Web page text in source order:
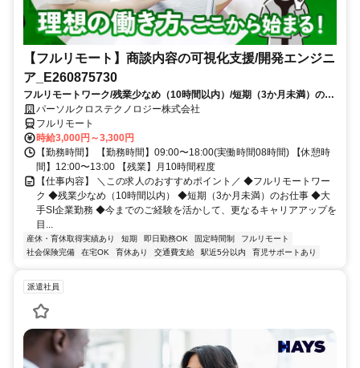
【フルリモート】商談内容の可視化支援/開発エンジニ
ア_E260875730
フルリモートワーク/残業少なめ（10時間以内）/短期（3か月未満）のお
仕事/大手SI企業勤務/今までのご経験を活かして、更なるキャリアアップ
を目指せます
パーソルクロステクノロジー株式会社
フルリモート
時給3,000円～3,300円
【勤務時間】 【勤務時間】09:00〜18:00(実働時間08時間) 【休憩時
間】12:00〜13:00 【残業】月10時間程度
【仕事内容】 ＼この求人のおすすめポイント／ ◆フルリモートワー
ク ◆残業少なめ（10時間以内） ◆短期（3か月未満）のお仕事 ◆大
手SI企業勤務 ◆今までのご経験を活かして、更なるキャリアアップを
目...
産休・育休取得実績あり 短期 即日勤務OK 固定時間制
フルリモート
社会保険完備
在宅OK 育休あり 交通費支給 駅近5分以内 育児サポートあり
派遣社員